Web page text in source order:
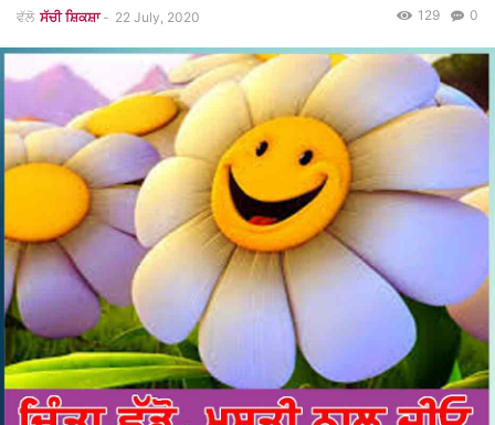
ਵੱਲੋ ਸੱਚੀ ਸ਼ਿਕਸ਼ਾ - 22 July, 2020 0
129